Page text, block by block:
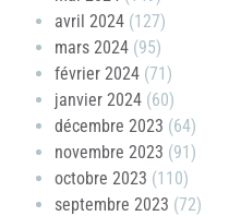
avril 2024 (127)
mars 2024 (95)
février 2024 (71)
janvier 2024 (60)
décembre 2023 (64)
novembre 2023 (91)
octobre 2023 (110)
septembre 2023 (72)